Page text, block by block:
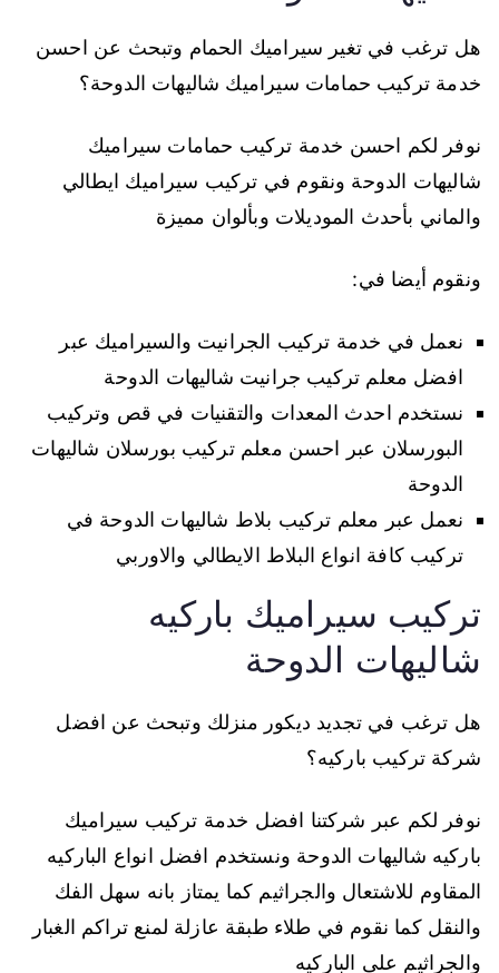
هل ترغب في تغير سيراميك الحمام وتبحث عن احسن
خدمة تركيب حمامات سيراميك شاليهات الدوحة؟
نوفر لكم احسن خدمة تركيب حمامات سيراميك
شاليهات الدوحة ونقوم في تركيب سيراميك ايطالي
والماني بأحدث الموديلات وبألوان مميزة
ونقوم أيضا في:
نعمل في خدمة تركيب الجرانيت والسيراميك عبر
افضل معلم تركيب جرانيت شاليهات الدوحة
نستخدم احدث المعدات والتقنيات في قص وتركيب
البورسلان عبر احسن معلم تركيب بورسلان شاليهات
الدوحة
نعمل عبر معلم تركيب بلاط شاليهات الدوحة في
تركيب كافة انواع البلاط الايطالي والاوربي
تركيب سيراميك باركيه
شاليهات الدوحة
هل ترغب في تجديد ديكور منزلك وتبحث عن افضل
شركة تركيب باركيه؟
نوفر لكم عبر شركتنا افضل خدمة تركيب سيراميك
باركيه شاليهات الدوحة ونستخدم افضل انواع الباركيه
المقاوم للاشتعال والجراثيم كما يمتاز بانه سهل الفك
والنقل كما نقوم في طلاء طبقة عازلة لمنع تراكم الغبار
والجراثيم على الباركيه